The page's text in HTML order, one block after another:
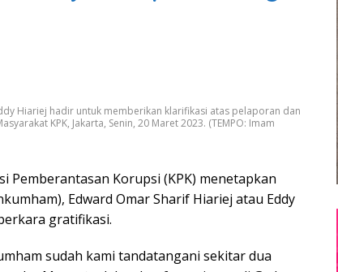
Hiariej hadir untuk memberikan klarifikasi atas pelaporan dan
KPK, Jakarta, Senin, 20 Maret 2023. (TEMPO: Imam
Pemberantasan Korupsi (KPK) menetapkan
Edward Omar Sharif Hiariej atau Eddy
gratifikasi.
sudah kami tandatangani sekitar dua